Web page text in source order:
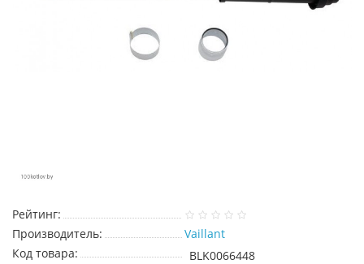
Рейтинг:
Производитель:
Vaillant
Код товара:
BLK0066448